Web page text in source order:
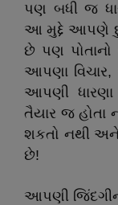
પણ બધી જ
આ મુદ્દે આપણે
છે પણ
આપણા વિચાર,
આપણી
તૈયાર જ હોતા
શકતો નથી
છે!
આપણી